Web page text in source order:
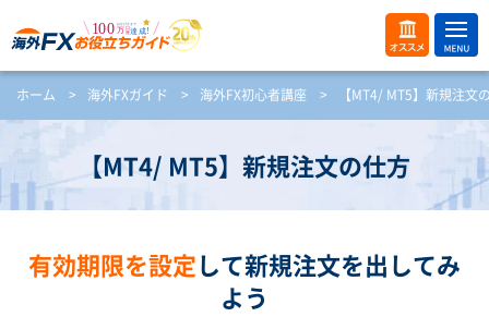
オス
スメ
ME
NU
開
ホーム > 海外FXガイド > 海外FX初心者講座 > 【MT4/ MT5】新規注文
【MT4/ MT5】新規注文の仕方
有効期限を設定して新規注文を出してみ
よう